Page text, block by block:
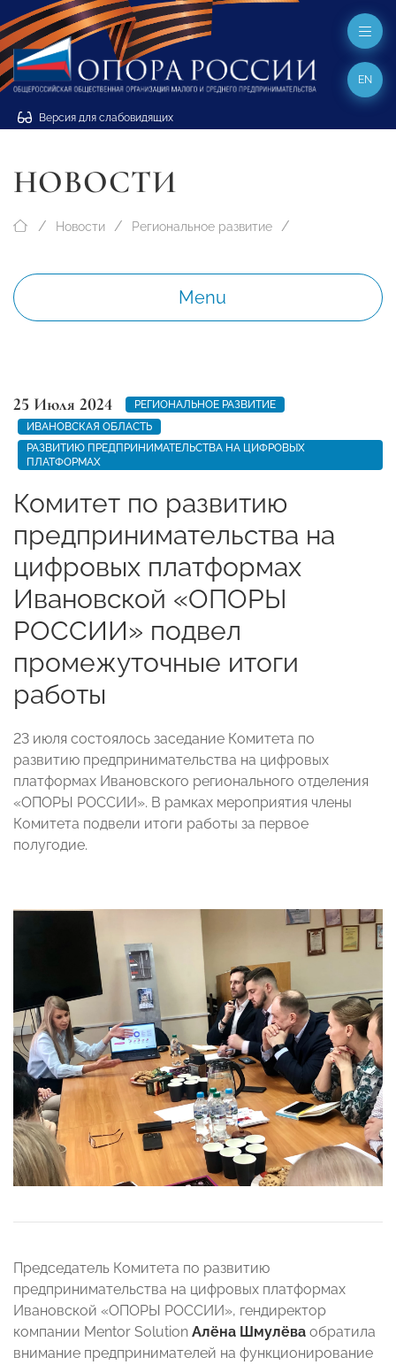
Версия для слабовидящих
EN
НОВОСТИ
Новости Региональное развитие
Menu
25 Июля 2024
РЕГИОНАЛЬНОЕ РАЗВИТИЕ
ИВАНОВСКАЯ ОБЛАСТЬ
РАЗВИТИЮ ПРЕДПРИНИМАТЕЛЬСТВА НА ЦИФРОВЫХ
ПЛАТФОРМАХ
Комитет по развитию
предпринимательства на
цифровых платформах
Ивановской «ОПОРЫ
РОССИИ» подвел
промежуточные итоги
работы
23 июля состоялось заседание Комитета по
развитию предпринимательства на цифровых
платформах Ивановского регионального отделения
«ОПОРЫ РОССИИ». В рамках мероприятия члены
Комитета подвели итоги работы за первое
полугодие.
Председатель Комитета по развитию
предпринимательства на цифровых платформах
Ивановской «ОПОРЫ РОССИИ», гендиректор
компании Mentor Solution Алёна Шмулёва обратила
внимание предпринимателей на функционирование